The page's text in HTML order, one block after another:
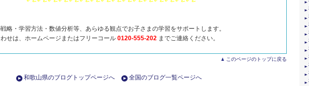
略・学習方法・数値分析等、あらゆる観点でお子さまの学習をサポートします。
せは、ホームページまたはフリーコール 0120-555-202 までご連絡ください。
このページのトップに戻る
和歌山県のブログトップページへ 全国のブログ一覧ページへ